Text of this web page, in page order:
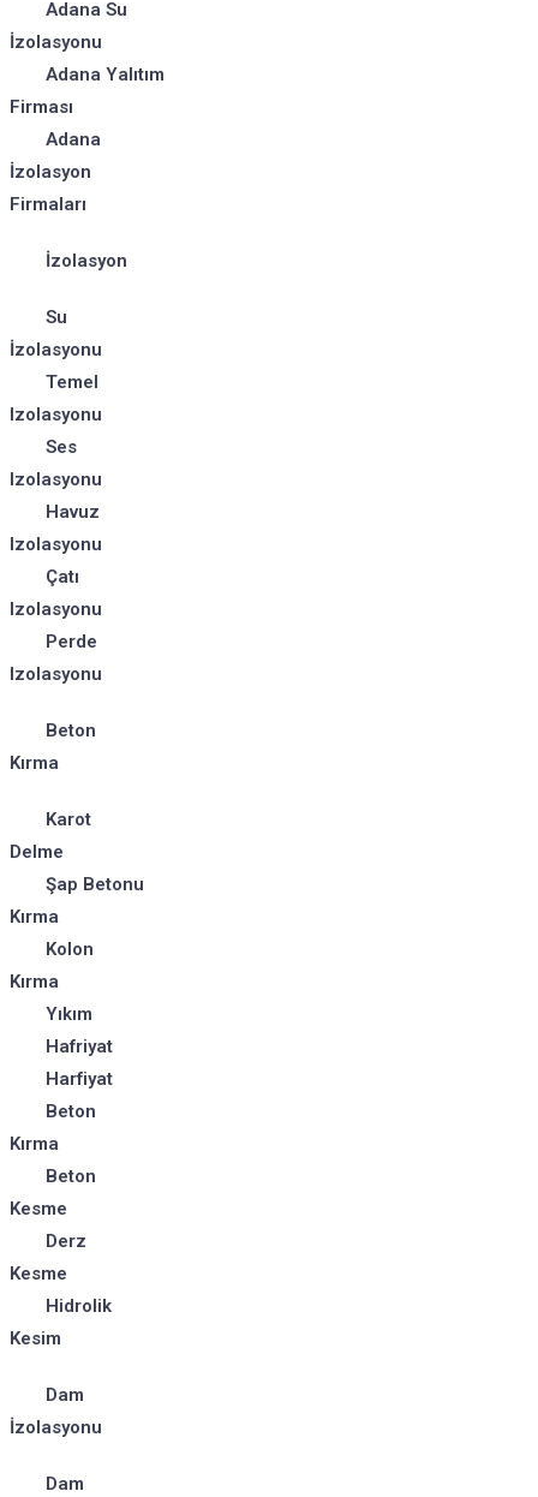
Adana Su
İzolasyonu
Adana Yalıtım
Firması
Adana
İzolasyon
Firmaları
İzolasyon
Su
İzolasyonu
Temel
Izolasyonu
Ses
Izolasyonu
Havuz
Izolasyonu
Çatı
Izolasyonu
Perde
Izolasyonu
Beton
Kırma
Karot
Delme
Şap Betonu
Kırma
Kolon
Kırma
Yıkım
Hafriyat
Harfiyat
Beton
Kırma
Beton
Kesme
Derz
Kesme
Hidrolik
Kesim
Dam
İzolasyonu
Dam